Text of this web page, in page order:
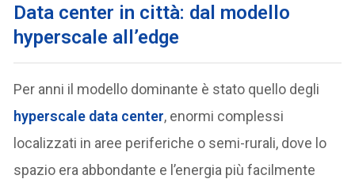
Data center in città: dal modello
hyperscale all’edge
Per anni il modello dominante è stato quello degli
hyperscale data center, enormi complessi
localizzati in aree periferiche o semi-rurali, dove lo
spazio era abbondante e l’energia più facilmente